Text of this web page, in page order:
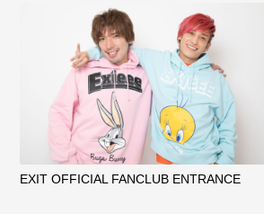
EXIT OFFICIAL FANCLUB ENTRANCE